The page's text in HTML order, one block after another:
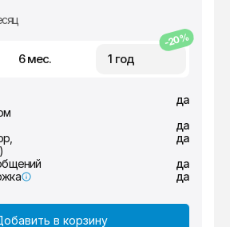
6 мес. 1 год
-20%
да
да
да
да
да
в корзину